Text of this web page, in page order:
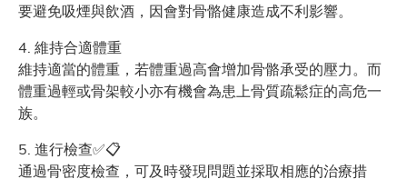
要避免吸煙與飲酒，因會對骨骼健康造成不利影響。
4. 維持合適體重
維持適當的體重，若體重過高會增加骨骼承受的壓力。而
體重過輕或骨架較小亦有機會為患上骨質疏鬆症的高危一
族。
5. 進行檢查✅📋
通過骨密度檢查，可及時發現問題並採取相應的治療措